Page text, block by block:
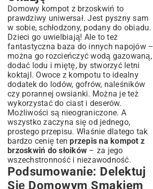
Domowy kompot z brzoskwiń to
prawdziwy uniwersał. Jest pyszny sam
w sobie, schłodzony, podany do obiadu.
Dzieci go uwielbiają! Ale to też
fantastyczna baza do innych napojów –
można go rozcieńczyć wodą gazowaną,
dodać lodu i miętę, by stworzyć letni
koktajl. Owoce z kompotu to idealny
dodatek do lodów, gofrów, naleśników
czy porannej owsianki. Można je też
wykorzystać do ciast i deserów.
Możliwości są nieograniczone. A
wszystko zaczyna się od jednego,
prostego przepisu. Właśnie dlatego tak
bardzo cenię tenprzepis na kompot z
brzoskwiń do słoików – za jego
wszechstronność i niezawodność.
Podsumowanie: Delektuj
Się Domowym Smakiem